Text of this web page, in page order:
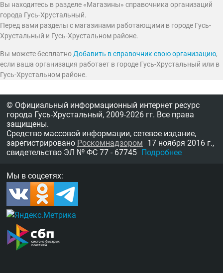
Вы находитесь в разделе «Магазины» справочника организаций
города Гусь-Хрустальный.
Перед вами разделы с магазинами работающими в городе Гусь-
Хрустальный и Гусь-Хрустальном районе.
Вы можете бесплатноДобавить в справочник свою организацию,
если ваша организация работает в городе Гусь-Хрустальный или в
Гусь-Хрустальном районе.
© Официальный информационный интернет ресурс
города Гусь-Хрустальный, 2009-2026 гг. Все права
защищены.
Средство массовой информации, сетевое издание,
зарегистрировано Роскомнадзором 17 ноября 2016 г.,
свидетельство ЭЛ № ФС 77 - 67745 Подробнее
Мы в соцсетях: